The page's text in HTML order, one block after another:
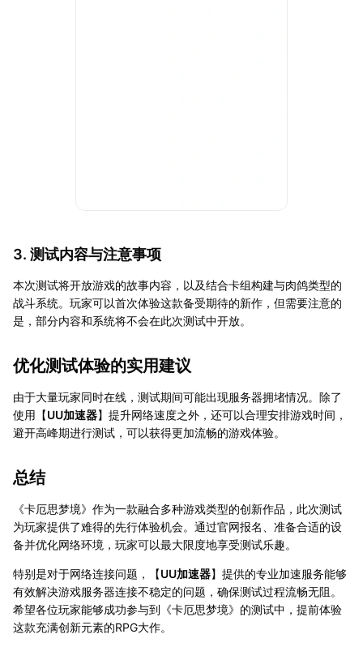
3. 测试内容与注意事项
本次测试将开放游戏的故事内容，以及结合卡组构建与肉鸽类型的
战斗系统。玩家可以首次体验这款备受期待的新作，但需要注意的
是，部分内容和系统将不会在此次测试中开放。
优化测试体验的实用建议
由于大量玩家同时在线，测试期间可能出现服务器拥堵情况。除了
使用【UU加速器】提升网络速度之外，还可以合理安排游戏时间，
避开高峰期进行测试，可以获得更加流畅的游戏体验。
总结
《卡厄思梦境》作为一款融合多种游戏类型的创新作品，此次测试
为玩家提供了难得的先行体验机会。通过官网报名、准备合适的设
备并优化网络环境，玩家可以最大限度地享受测试乐趣。
特别是对于网络连接问题，【UU加速器】提供的专业加速服务能够
有效解决游戏服务器连接不稳定的问题，确保测试过程流畅无阻。
希望各位玩家能够成功参与到《卡厄思梦境》的测试中，提前体验
这款充满创新元素的RPG大作。